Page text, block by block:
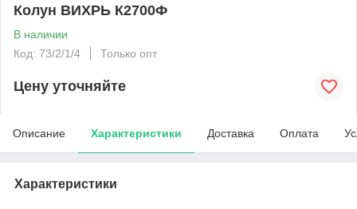
Колун ВИХРЬ К2700Ф
В наличии
Код: 73/2/1/4
Только опт
Цену уточняйте
Описание Характеристики Доставка Оплата
Характеристики